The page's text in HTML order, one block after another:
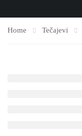
Home Tečajevi